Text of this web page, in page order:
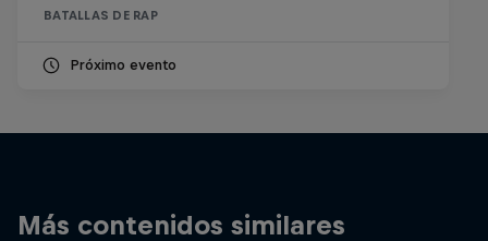
BATALLAS DE RAP
Próximo evento
Más contenidos similares